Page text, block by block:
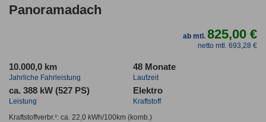
Panoramadach
ab mtl.825,00 €
netto mtl. 693,28 €
10.000,0 km
Jahrliche Fahrleistung
48 Monate
Laufzeit
ca. 388 kW (527 PS)
Leistung
Elektro
Kraftstoff
Kraftstoffverbr.¹: ca. 22,0 kWh/100km(komb.)